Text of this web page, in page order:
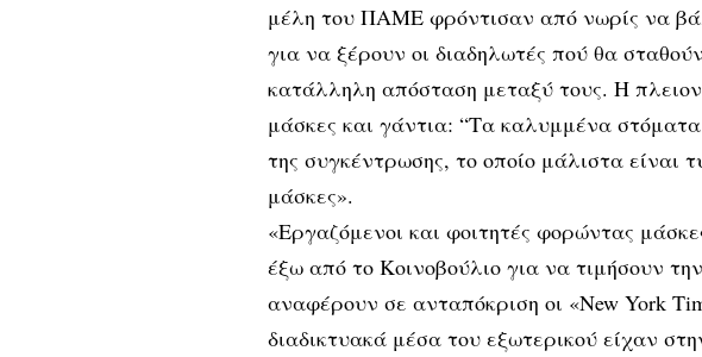
μέλη του ΠΑΜΕ φρόντισαν από νωρίς να
για να ξέρουν οι διαδηλωτές πού θα
κατάλληλη απόσταση μεταξύ τους. Η
μάσκες και γάντια: “Τα καλυμμένα
της συγκέντρωσης, το οποίο μάλιστα είναι
μάσκες».
«Εργαζόμενοι και φοιτητές φορώντας
έξω από το Κοινοβούλιο για να τιμήσουν
αναφέρουν σε ανταπόκριση οι «New York
διαδικτυακά μέσα του εξωτερικού είχαν